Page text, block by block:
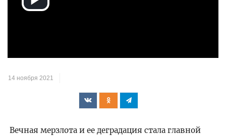
Воспроизвести
видео
14 ноября 2021
Вечная мерзлота и ее деградация стала главной